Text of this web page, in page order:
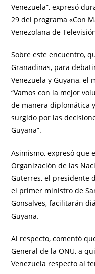
Venezuela”, expresó
29 del programa «Con
Venezolana de
Sobre este encuentro,
Granadinas, para
Venezuela y Guyana, el
“Vamos con la mejor
de manera diplomática
surgido por las
Guyana”.
Asimismo, expresó que
Organización de las
Guterres, el presidente
el primer ministro de
Gonsalves, facilitarán
Guyana.
Al respecto, comentó
General de la ONU, a
Venezuela respecto al